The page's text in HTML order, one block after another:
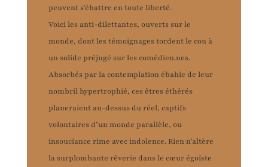
peuvent s’ébattre en toute liberté.
Voici les anti-dilettantes, ouverts sur le
monde, dont les témoignages tordent le cou à
un solide préjugé sur les comédien.nes.
Absorbés par la contemplation ébahie de leur
nombril hypertrophié, ces êtres éthérés
planeraient au-dessus du réel, captifs
volontaires d’un monde parallèle, ou
insouciance rime avec indolence. Rien n’altère
la surplombante rêverie dans le cœur égoïste